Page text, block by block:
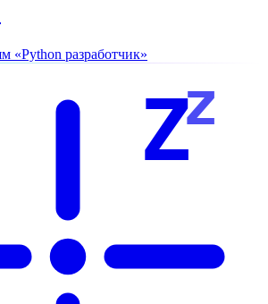
«Python разработчик»
Zz